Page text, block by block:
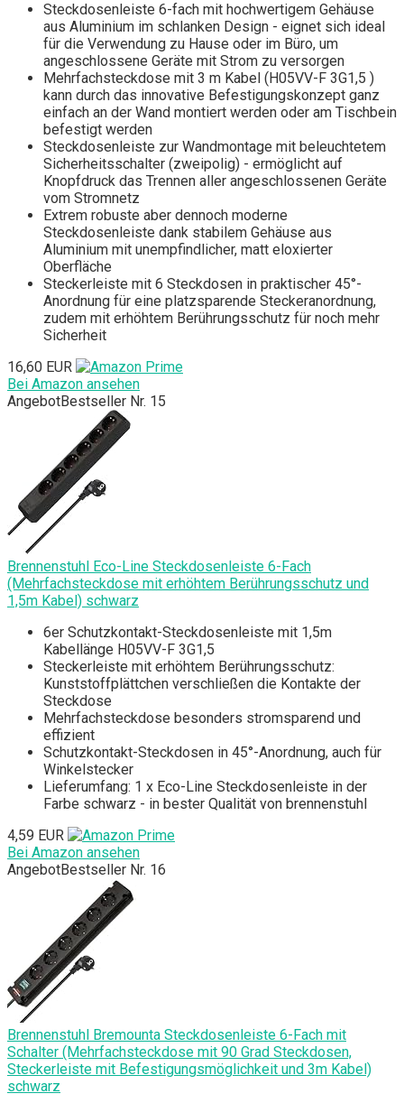
Steckdosenleiste 6-fach mit hochwertigem Gehäuse
aus Aluminium im schlanken Design - eignet sich ideal
für die Verwendung zu Hause oder im Büro, um
angeschlossene Geräte mit Strom zu versorgen
Mehrfachsteckdose mit 3 m Kabel (H05VV-F 3G1,5 )
kann durch das innovative Befestigungskonzept ganz
einfach an der Wand montiert werden oder am Tischbein
befestigt werden
Steckdosenleiste zur Wandmontage mit beleuchtetem
Sicherheitsschalter (zweipolig) - ermöglicht auf
Knopfdruck das Trennen aller angeschlossenen Geräte
vom Stromnetz
Extrem robuste aber dennoch moderne
Steckdosenleiste dank stabilem Gehäuse aus
Aluminium mit unempfindlicher, matt eloxierter
Oberfläche
Steckerleiste mit 6 Steckdosen in praktischer 45°-
Anordnung für eine platzsparende Steckeranordnung,
zudem mit erhöhtem Berührungsschutz für noch mehr
Sicherheit
16,60 EUR
Bei Amazon ansehen
AngebotBestseller Nr. 15
Brennenstuhl Eco-Line Steckdosenleiste 6-Fach
(Mehrfachsteckdose mit erhöhtem Berührungsschutz und
1,5m Kabel) schwarz
6er Schutzkontakt-Steckdosenleiste mit 1,5m
Kabellänge H05VV-F 3G1,5
Steckerleiste mit erhöhtem Berührungsschutz:
Kunststoffplättchen verschließen die Kontakte der
Steckdose
Mehrfachsteckdose besonders stromsparend und
effizient
Schutzkontakt-Steckdosen in 45°-Anordnung, auch für
Winkelstecker
Lieferumfang: 1 x Eco-Line Steckdosenleiste in der
Farbe schwarz - in bester Qualität von brennenstuhl
4,59 EUR
Bei Amazon ansehen
AngebotBestseller Nr. 16
Brennenstuhl Bremounta Steckdosenleiste 6-Fach mit
Schalter (Mehrfachsteckdose mit 90 Grad Steckdosen,
Steckerleiste mit Befestigungsmöglichkeit und 3m Kabel)
schwarz